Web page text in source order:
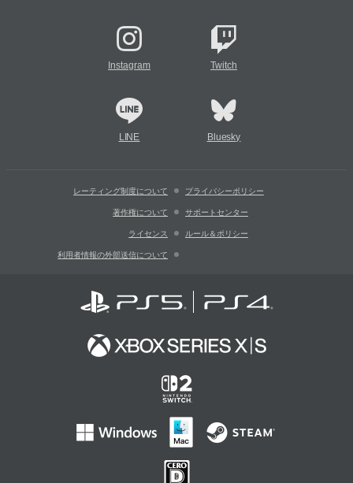
Instagram Twitch
LINE Bluesky
レーティング制度について プライバシーポリシー
著作権について サポートセンター
ライセンス ルール＆ポリシー
利用者情報の外部送信について